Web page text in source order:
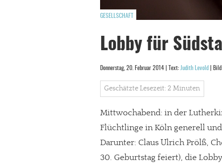
GESELLSCHAFT
Lobby für
Donnerstag, 20. Februar 2014 | Text: Judith Levold |
Geschätzte Lesezeit: 2 Minuten
Mittwochabend: in der
Flüchtlinge in Köln generell
Darunter: Claus Ulrich Prölß,
30. Geburtstag feiert), die